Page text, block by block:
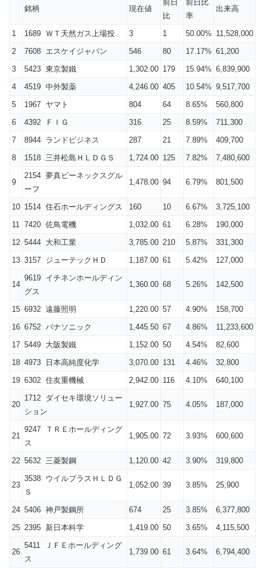
銘柄 現在値
前日
比
前日比
率
出来高
1 1689 ＷＴ天然ガス上場投 3 1 50.00% 11,528,000
2
7608 エスケイジャパン 546 80 17.17% 61,200
3
5423 東京製鐵 1,302.00 179 15.94% 6,839,900
4
4519 中外製薬 4,246.00 405 10.54% 9,517,700
5
1967 ヤマト 804 64 8.65%
560,800
6
4392 ＦＩＧ 316 25 8.59%
711,300
7
8944 ランドビジネス 287 21 7.89%
409,700
8
1518 三井松島ＨＬＤＧＳ 1,724.00 125 7.82% 7,480,600
9
2154 夢真ビーネックスグル
ーフ
1,478.00 94 6.79% 801,500
10 1514 住石ホールディングス 160 10 6.67%
3,725,100
11
7420 佐鳥電機 1,032.00 61 6.28%
190,000
12 5444 大和工業 3,785.00 210 5.87%
331,300
13 3157 ジューテックＨＤ 1,187.00 61 5.42% 127,000
14
9619 イチネンホールディン
グス
1,360.00 68 5.26% 142,500
15 6932 遠藤照明 1,220.00 57 4.90%
158,700
16 6752 パナソニック 1,445.50 67 4.86%
11,233,600
17 5449 大阪製鐵 1,152.00 50 4.54%
82,600
18 4973 日本高純度化学 3,070.00 131 4.46%
32,800
19 6302 住友重機械 2,942.00 116 4.10% 640,100
20
1712 ダイセキ環境ソリュー
ション
1,927.00 75 4.05% 187,000
21
9247 ＴＲＥホールディング
ス
1,905.00 72 3.93% 600,600
22 5632 三菱製鋼 1,120.00 42 3.90% 319,800
23
3538 ウイルプラスＨＬＤＧ
Ｓ
1,052.00 39 3.85% 25,900
24 5406 神戸製鋼所 674 25 3.85%
6,377,800
25 2395 新日本科学 1,419.00 50 3.65% 4,115,500
26
5411 ＪＦＥホールディング
ス
1,739.00 61 3.64% 6,794,400